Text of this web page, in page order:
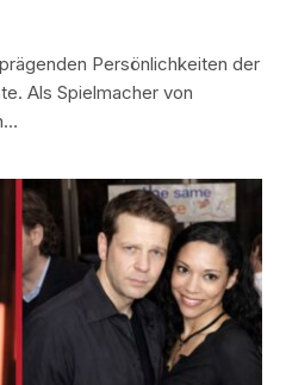
Persönlichkeiten der
Als Spielmacher von